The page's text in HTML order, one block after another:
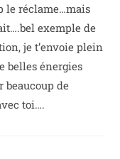
le réclame…mais
exemple de
je t’envoie plein
belles énergies
beaucoup de
toi….